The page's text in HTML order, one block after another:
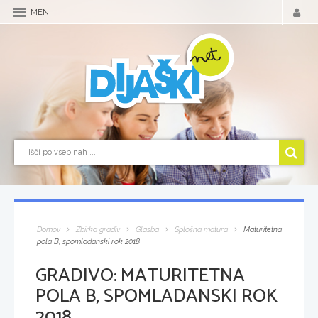
MENI
Domov Zbirka gradiv Glasba Splošna matura
Maturitetna
pola B, spomladanski rok 2018
GRADIVO:MATURITETNA
POLA B, SPOMLADANSKI ROK